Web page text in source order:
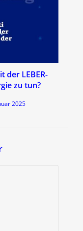
der LEBER-
zu tun?
2025